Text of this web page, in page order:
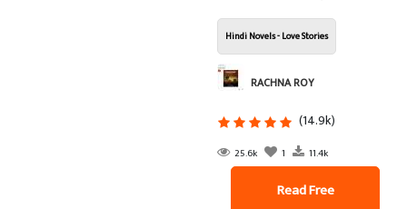
Hindi Novels - Love Stories
RACHNA ROY
(14.9k)
25.6k 1 11.4k
Read Free